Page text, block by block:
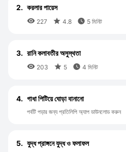
2. করলার পায়েস
 227  4.8  5 মিনিট
3. রানি কলাবতীর অসুস্থতা
 203  5  4 মিনিট
4. গাধা পিটিয়ে ঘোড়া বানানো
পর্বটি পড়ার জন্য প্রতিলিপি অ্যাপ ডাউনলোড করুন
5. যুদ্ধ প্রাঙ্গনে যুদ্ধ ও ফলাফল